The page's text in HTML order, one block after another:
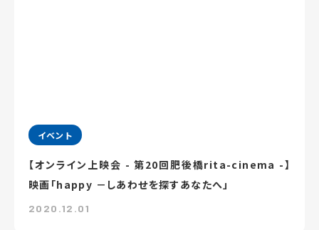
イベント
【オンライン上映会 - 第20回肥後橋rita-cinema -】
映画「happy －しあわせを探すあなたへ」
2020.12.01